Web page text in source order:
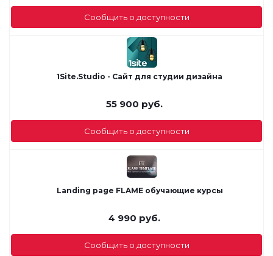
Сообщить о доступности
1Site.Studio - Сайт для студии дизайна
55 900 руб.
Сообщить о доступности
Landing page FLAME обучающие курсы
4 990 руб.
Сообщить о доступности